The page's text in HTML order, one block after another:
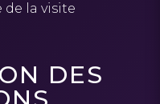
de la visite
DES